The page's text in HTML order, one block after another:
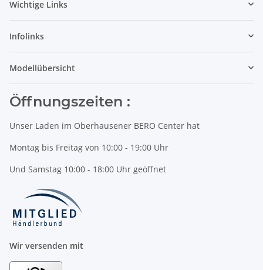
Wichtige Links
Infolinks
Modellübersicht
Öffnungszeiten :
Unser Laden im Oberhausener BERO Center hat
Montag bis Freitag von 10:00 - 19:00 Uhr
Und Samstag 10:00 - 18:00 Uhr geöffnet
Wir versenden mit